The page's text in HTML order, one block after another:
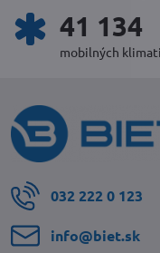
45 844
mobilných
032 222 0 123
info​@biet​.sk